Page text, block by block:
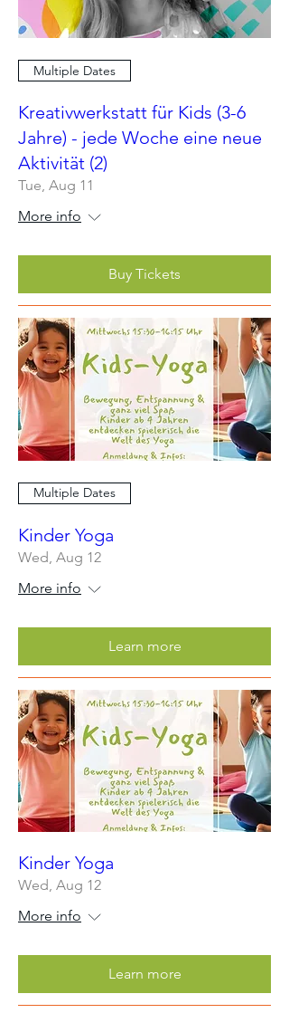
Multiple Dates
Kreativwerkstatt für Kids (3-6
Jahre) - jede Woche eine neue
Aktivität (2)
Tue, Aug 11
More info
Buy Tickets
Multiple Dates
Kinder Yoga
Wed, Aug 12
More info
Learn more
Kinder Yoga
Wed, Aug 12
More info
Learn more